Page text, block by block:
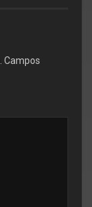
Campos